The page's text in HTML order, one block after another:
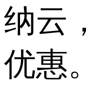
纳云
优惠。